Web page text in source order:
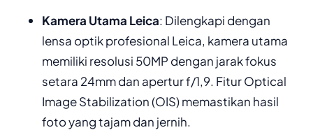
Kamera Utama Leica: Dilengkapi dengan
lensa optik profesional Leica, kamera utama
memiliki resolusi 50MP dengan jarak fokus
setara 24mm dan apertur f/1,9. Fitur Optical
Image Stabilization (OIS) memastikan hasil
foto yang tajam dan jernih.